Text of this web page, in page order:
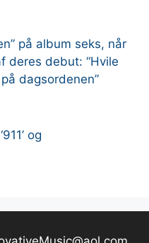
på album seks, når
deres debut: “Hvile
dagsordenen”
og